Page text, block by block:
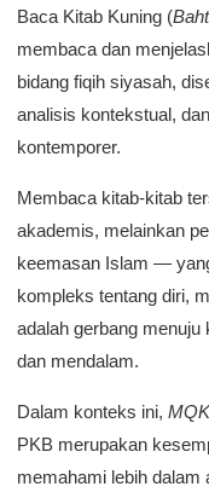
Baca Kitab Kuning (
membaca dan
bidang fiqih siyasah,
analisis kontekstual,
kontemporer.
Membaca kitab-kitab
akademis, melainkan
keemasan Islam —
kompleks tentang diri,
adalah gerbang
dan mendalam.
Dalam konteks ini,
PKB merupakan
memahami lebih dalam